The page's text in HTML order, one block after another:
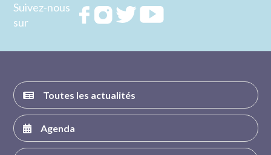
Suivez-nous
sur
RejoignezRejoignezRejoignez
Toutes les actualités
Agenda